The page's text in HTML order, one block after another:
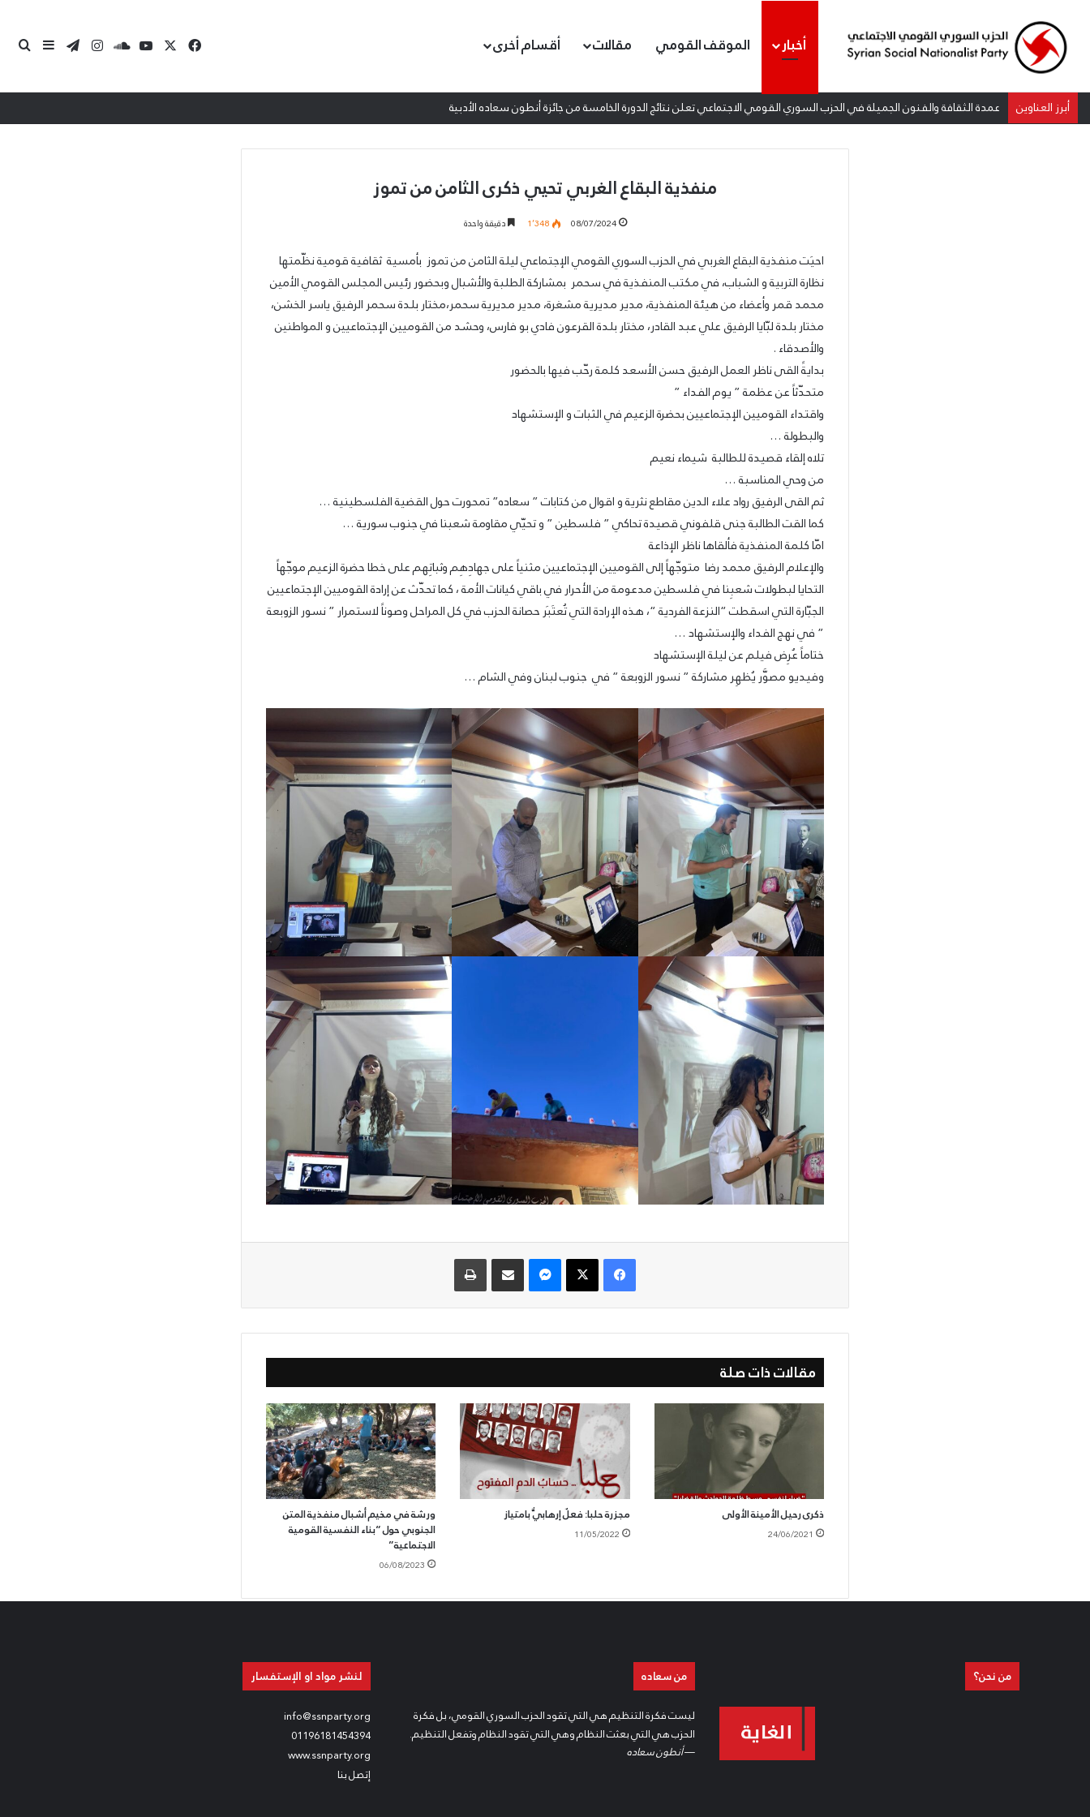
أخبار الموقف القومي مقالات أقسام أخرى فيسبوك ‫YouTubeساوند كلاود
انستقرام
تيلقرامإضافة
أبرز العناوين عمدة الثقافة والفنون الجميلة في الحزب السوري القومي الاجتماعي تعلن نتائج الدورة الخامسة من جائزة أنطون سعاده الأدبية
منفذية البقاع الغربي تحيي ذكرى الثامن من تموز
08/07/2024 1٬348 دقيقة واحدة
احيَت منفذية البقاع الغربي في الحزب السوري القومي الإجتماعي ليلة الثامن من تموز بأمسية ثقافية قومية نظّمتها
نظارة التربية و الشباب، في مكتب المنفذية في سحمر بمشاركة الطلبة والأشبال وبحضور رئيس المجلس القومي الأمين
محمد قمر وأعضاء من هيئة المنفذية، مدير مديرية مشغرة، مدير مديرية سحمر،مختار بلدة سحمر الرفيق ياسر الخشن،
مختار بلدة لبّايا الرفيق علي عبد القادر، مختار بلدة القرعون فادي بو فارس، وحشد من القوميين الإجتماعيين و المواطنين
والأصدقاء .
بدايةً القى ناظر العمل الرفيق حسن الأسعد كلمة رحّب فيها بالحضور
متحدّثاً عن عظمة ” يوم الفداء ”
واقتداء القوميين الإجتماعيين بحضرة الزعيم في الثبات و الإستشهاد
والبطولة …
تلاه إلقاء قصيدة للطالبة شيماء نعيم
من وحي المناسبة …
ثم القى الرفيق رواد علاء الدين مقاطع نثرية و اقوال من كتابات ” سعاده” تمحورت حول القضية الفلسطينية …
كما القت الطالبة جنى قلفوني قصيدة تحاكي ” فلسطين ” و تحيّي مقاومة شعبنا في جنوب سورية …
امّا كلمة المنفذية فألقاها ناظر الإذاعة
والإعلام الرفيق محمد رضا متوجّهاً إلى القوميين الإجتماعيين مثنياً على جهادِهِم وثباتِهم على خطا حضرة الزعيم موجّهاً
التحايا لبطولات شعبِنا في فلسطين مدعومة من الأحرار في باقي كيانات الأمة ، كما تحدّث عن إرادة القوميين الإجتماعيين
الجبّارة التي اسقطت “النزعة الفردية “، هذه الإرادة التي تُعتَبَر حصانة الحزب في كل المراحل وصوناً لاستمرار ” نسور الزوبعة
” في نهج الفداء والإستشهاد …
ختاماً عُرِض فيلم عن ليلة الإستشهاد
وفيديو مصوَّر يُظهِر مشاركة ” نسور الزوبعة ” في جنوب لبنان وفي الشام …
فيسبوك‫X ماسنجر مشاركة عبر البريد طباعة
مقالات ذات صلة
ذكرى رحيل الأمينة الأولى
24/06/2021
مجزرة حلبا: فعلٌ إرهابيٌّ بامتياز
11/05/2022
ورشة في مخيم أشبال منفذية المتن
الجنوبي حول “بناء النفسية القومية
الاجتماعية”
06/08/2023
من نحن؟ من سعاده
ليست فكرة التنظيم هي التي تقود الحزب السوري القومي، بل فكرة
الحزب هي التي بعثت النظام وهي التي تقود النظام وتفعل التنظيم.
—أنطون سعاده
لنشر مواد او الإستفسار
info@ssnparty.org
01196181454394
www.ssnparty.org
إتصل بنا